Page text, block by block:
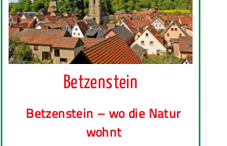
Betzenstein
Betzenstein – wo die Natur
wohnt